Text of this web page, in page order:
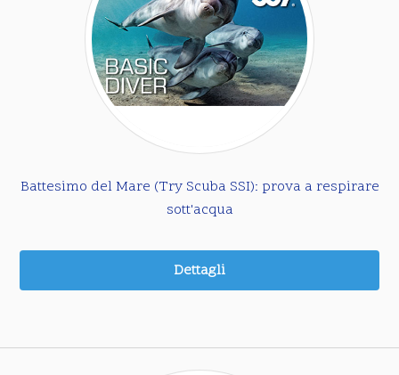
Battesimo del Mare (Try Scuba SSI): prova a respirare
sott'acqua
Dettagli